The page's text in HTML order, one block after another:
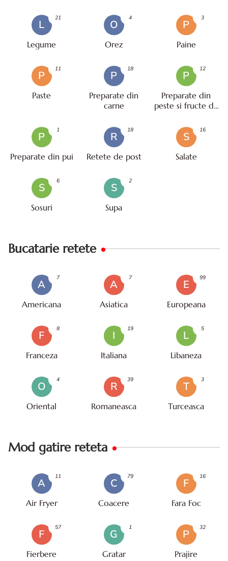
L
Legume
21
O
Orez
4
P
Paine
3
P
Paste
11
P
Preparate din
carne
18
P
Preparate din
peste si fructe de
12
P
Preparate din pui
1
R
Retete de post
18
S
Salate
16
S
Sosuri
6
S
Supa
2
Bucatarie retete
A
Americana
7
A
Asiatica
7
E
Europeana
99
F
Franceza
8
I
Italiana
19
L
Libaneza
5
O
Oriental
4
R
Romaneasca
39
T
Turceasca
3
Mod gatire reteta
A
Air Fryer
11
C
Coacere
79
F
Fara Foc
16
F
Fierbere
57
G
Gratar
1
P
Prajire
32